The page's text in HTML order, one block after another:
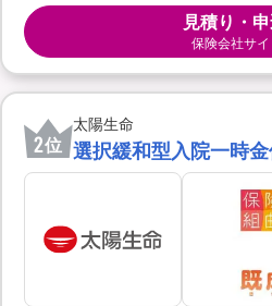
見積り・
保険会社サ
2位
太陽生命
選択緩和型入院一時